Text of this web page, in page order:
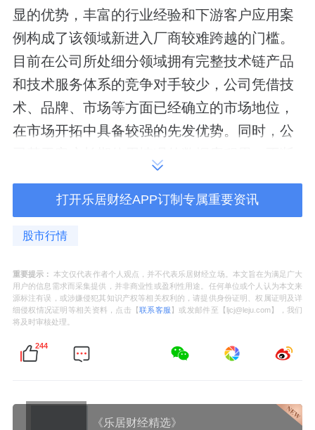
显的优势，丰富的行业经验和下游客户应用案
例构成了该领域新进入厂商较难跨越的门槛。
目前在公司所处细分领域拥有完整技术链产品
和技术服务体系的竞争对手较少，公司凭借技
术、品牌、市场等方面已经确立的市场地位，
在市场开拓中具备较强的先发优势。同时，公
迭代。公司长期的技术、应用和客户积累构建
嘉晨智能的核心竞争力，体现在技术、标准、
市场三大维度构建的不可复制壁垒。
在技术创新层面，公司坚持原创性研发，深耕
等前沿领域，成功攻克宽转速范围高效率控制
技术、高功率密度电力电子设计技术、
打开乐居财经APP订制专属重要资讯
股市行情
重要提示： 本文仅代表作者个人观点，并不代表乐居财经立场。本文旨在为满足广大
用户的信息需求而采集提供，并非商业性或盈利性用途。任何单位或个人认为本文来
源标注有误，或涉嫌侵犯其知识产权等相关权利的，请提供身份证明、权属证明及详
细侵权情况证明等相关资料，点击【联系客服 】或发邮件至【ljcj@leju.com】，我们
将及时审核处理。
244
《乐居财经精选》